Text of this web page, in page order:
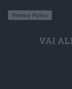
VAI